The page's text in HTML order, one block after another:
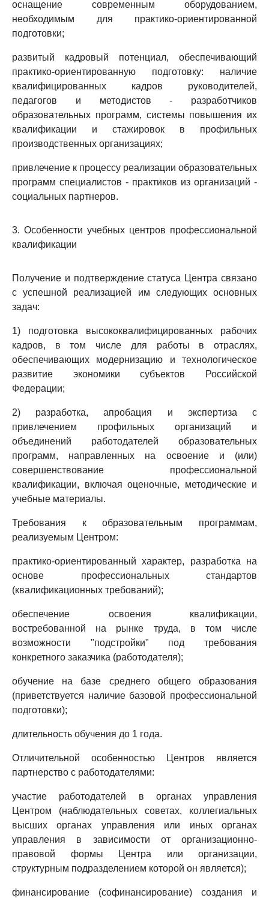
оснащение современным оборудованием,
необходимым для практико-ориентированной
подготовки;
развитый кадровый потенциал, обеспечивающий
практико-ориентированную подготовку: наличие
квалифицированных кадров руководителей,
педагогов и методистов - разработчиков
образовательных программ, системы повышения их
квалификации и стажировок в профильных
производственных организациях;
привлечение к процессу реализации образовательных
программ специалистов - практиков из организаций -
социальных партнеров.
3. Особенности учебных центров профессиональной
квалификации
Получение и подтверждение статуса Центра связано
с успешной реализацией им следующих основных
задач:
1) подготовка высококвалифицированных рабочих
кадров, в том числе для работы в отраслях,
обеспечивающих модернизацию и технологическое
развитие экономики субъектов Российской
Федерации;
2) разработка, апробация и экспертиза с
привлечением профильных организаций и
объединений работодателей образовательных
программ, направленных на освоение и (или)
совершенствование профессиональной
квалификации, включая оценочные, методические и
учебные материалы.
Требования к образовательным программам,
реализуемым Центром:
практико-ориентированный характер, разработка на
основе профессиональных стандартов
(квалификационных требований);
обеспечение освоения квалификации,
востребованной на рынке труда, в том числе
возможности "подстройки" под требования
конкретного заказчика (работодателя);
обучение на базе среднего общего образования
(приветствуется наличие базовой профессиональной
подготовки);
длительность обучения до 1 года.
Отличительной особенностью Центров является
партнерство с работодателями:
участие работодателей в органах управления
Центром (наблюдательных советах, коллегиальных
высших органах управления или иных органах
управления в зависимости от организационно-
правовой формы Центра или организации,
структурным подразделением которой он является);
финансирование (софинансирование) создания и